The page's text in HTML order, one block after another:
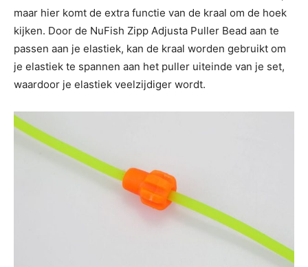
maar hier komt de extra functie van de kraal om de hoek
kijken. Door de NuFish Zipp Adjusta Puller Bead aan te
passen aan je elastiek, kan de kraal worden gebruikt om
je elastiek te spannen aan het puller uiteinde van je set,
waardoor je elastiek veelzijdiger wordt.